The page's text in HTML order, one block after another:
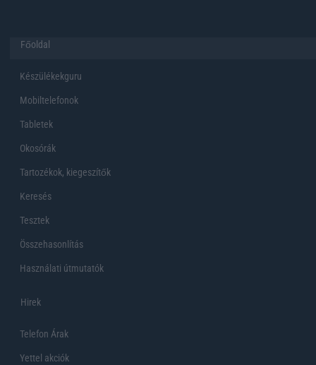
Főoldal
Készülékekguru
Mobiltelefonok
Tabletek
Okosórák
Tartozékok, kiegeszítők
Keresés
Tesztek
Összehasonlítás
Használati útmutatók
Hirek
Telefon Árak
Yettel akciók